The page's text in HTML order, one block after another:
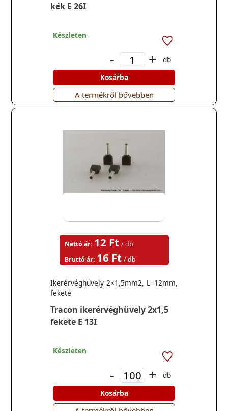
kék E 26I
Készleten
- +
db
Kosárba
A termékről bővebben
Tracon ikerérvéghüvely 2x1,5
fekete E 13I
Ikerérvéghüvely 2×1,5mm2, L=12mm,
fekete
Nettó ár: 12 Ft / db
Bruttó ár: 16 Ft / db
Készleten
- +
db
Kosárba